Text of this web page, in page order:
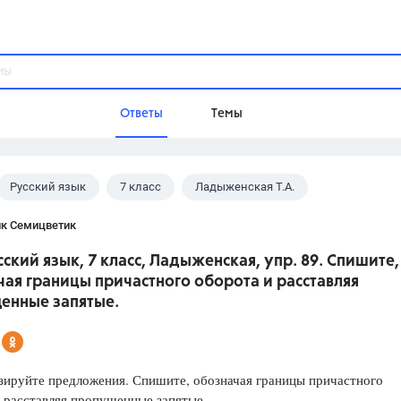
Ответы Темы
Домашнее задание
Школа
Разумовская М.М.,Габриелян
Русский язык 7 класс Ладыженская Т.А.
Семицветик
язык, 7 класс, Ладыженская, упр. 89. Спишите,
границы причастного оборота и расставляя
запятые.
предложения. Спишите, обозначая границы причастного